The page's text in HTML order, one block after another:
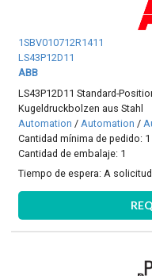
1SBV010712R1411
LS43P12D11
ABB
LS43P12D11 Standard-
Kugeldruckbolzen aus Stahl
Automation / Automation /
Cantidad mínima de pedido: 1
Cantidad de embalaje: 1
Tiempo de espera:A solicitud